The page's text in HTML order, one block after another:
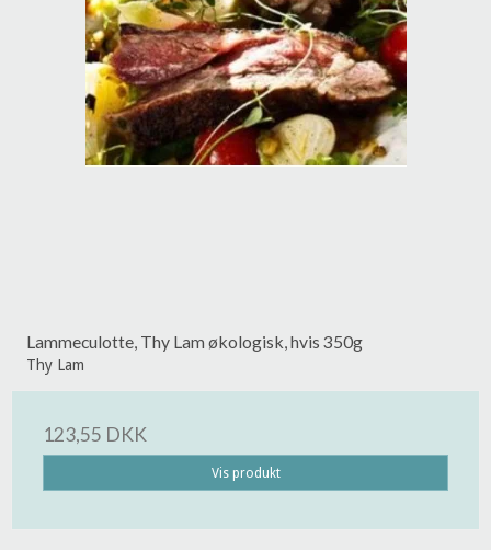
Lammeculotte, Thy Lam økologisk, hvis 350g
Thy Lam
123,55 DKK
Vis produkt